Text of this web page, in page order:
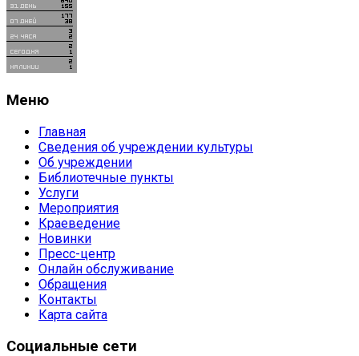
Меню
Главная
Сведения об учреждении культуры
Об учреждении
Библиотечные пункты
Услуги
Мероприятия
Краеведение
Новинки
Пресс-центр
Онлайн обслуживание
Обращения
Контакты
Карта сайта
Социальные сети